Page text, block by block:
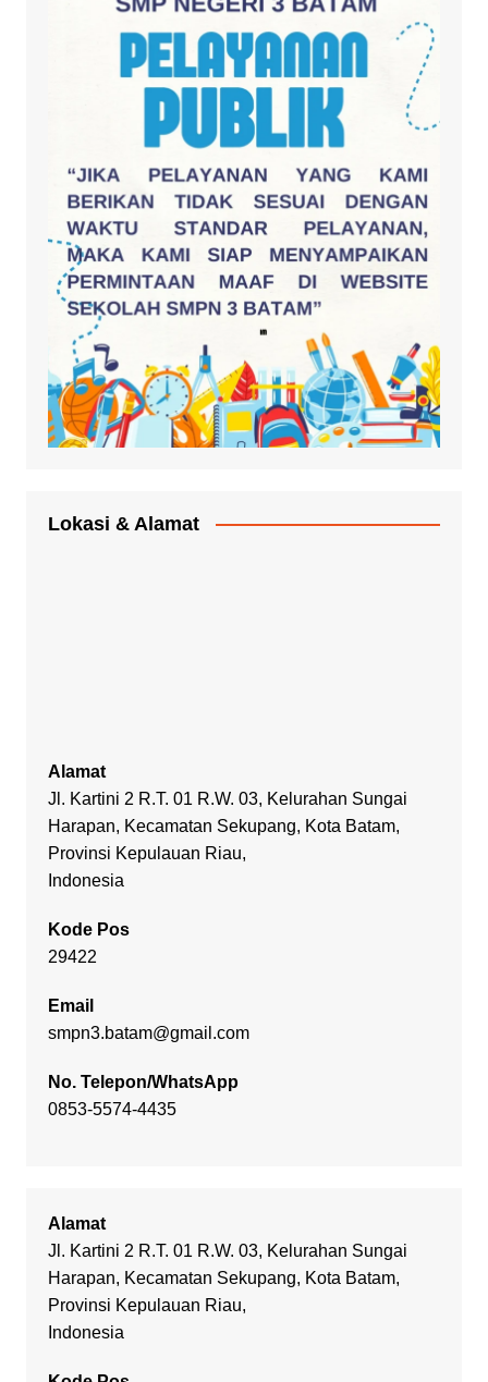
Lokasi & Alamat
Alamat
Jl. Kartini 2 R.T. 01 R.W. 03, Kelurahan Sungai
Harapan, Kecamatan Sekupang, Kota Batam,
Provinsi Kepulauan Riau,
Indonesia
Kode Pos
29422
Email
smpn3.batam@gmail.com
No. Telepon/WhatsApp
0853-5574-4435
Alamat
Jl. Kartini 2 R.T. 01 R.W. 03, Kelurahan Sungai
Harapan, Kecamatan Sekupang, Kota Batam,
Provinsi Kepulauan Riau,
Indonesia